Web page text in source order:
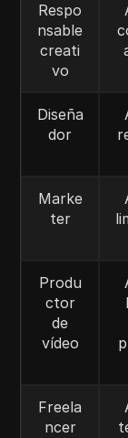
Respo
nsable
creati
vo
Diseña
dor
Marke
ter
Produ
ctor
de
vídeo
Freela
ncer